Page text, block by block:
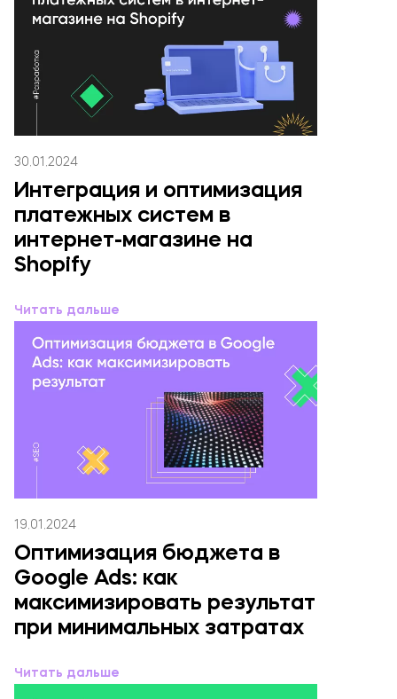
30.01.2024
Интеграция и оптимизация
платежных систем в
интернет-магазине на
Shopify
Читать дальше
19.01.2024
Оптимизация бюджета в
Google Ads: как
максимизировать результат
при минимальных затратах
Читать дальше